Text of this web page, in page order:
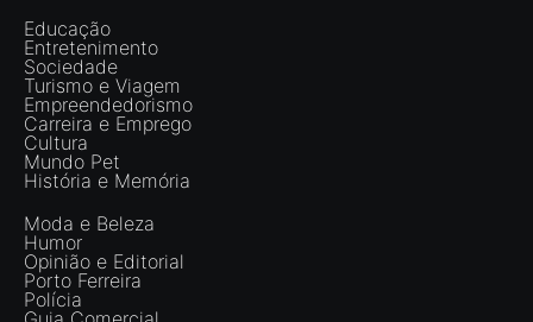
Educação
Entretenimento
Sociedade
Turismo e Viagem
Empreendedorismo
Carreira e Emprego
Cultura
Mundo Pet
História e Memória
Moda e Beleza
Humor
Opinião e Editorial
Porto Ferreira
Polícia